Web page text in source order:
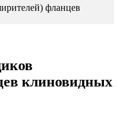
клиновидныx